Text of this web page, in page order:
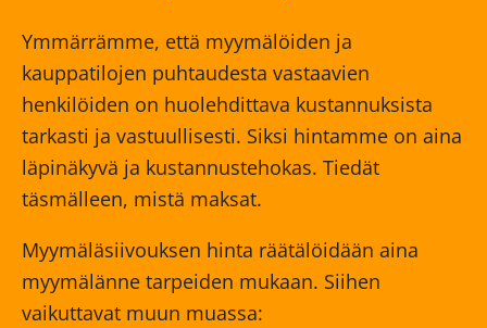
Ymmärrämme, että myymälöiden ja
kauppatilojen puhtaudesta vastaavien
henkilöiden on huolehdittava kustannuksista
tarkasti ja vastuullisesti. Siksi hintamme on aina
läpinäkyvä ja kustannustehokas. Tiedät
täsmälleen, mistä maksat.
Myymäläsiivouksen hinta räätälöidään aina
myymälänne tarpeiden mukaan. Siihen
vaikuttavat muun muassa: